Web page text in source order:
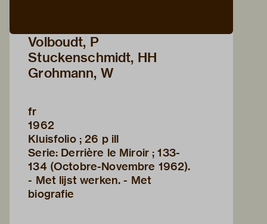
Volboudt, P
Stuckenschmidt, HH
Grohmann, W
fr
1962
Kluisfolio ; 26 p ill
Serie: Derrière le Miroir ; 133-
134 (Octobre-Novembre 1962).
- Met lijst werken. - Met
biografie